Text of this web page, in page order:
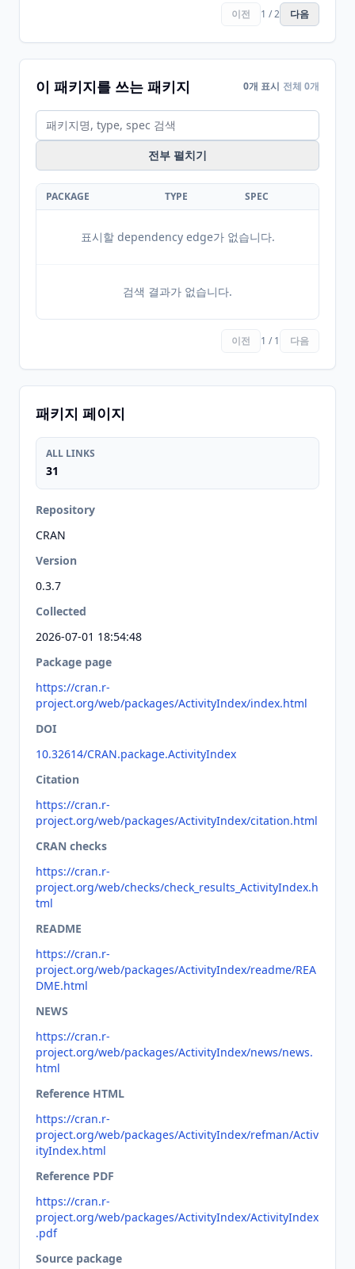
이전 1 / 2 다음
이 패키지를 쓰는 패키지 0개 표시 전체 0개
전부 펼치기
PACKAGE TYPE SPEC
표시할 dependency edge가 없습니다.
검색 결과가 없습니다.
이전 1 / 1 다음
패키지 페이지
ALL LINKS
31
Repository
CRAN
Version
0.3.7
Collected
2026-07-01 18:54:48
Package page
https://cran.r-
project.org/web/packages/ActivityIndex/index.html
DOI
10.32614/CRAN.package.ActivityIndex
Citation
https://cran.r-
project.org/web/packages/ActivityIndex/citation.html
CRAN checks
https://cran.r-
project.org/web/checks/check_results_ActivityIndex.h
tml
README
https://cran.r-
project.org/web/packages/ActivityIndex/readme/REA
DME.html
NEWS
https://cran.r-
project.org/web/packages/ActivityIndex/news/news.
html
Reference HTML
https://cran.r-
project.org/web/packages/ActivityIndex/refman/Activ
ityIndex.html
Reference PDF
https://cran.r-
project.org/web/packages/ActivityIndex/ActivityIndex
.pdf
Source package